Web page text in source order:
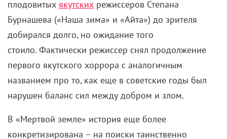
плодовитых якутских режиссеров Степана
Бурнашева («Наша зима» и «Айта») до зрителя
добирался долго, но ожидание того
стоило. Фактически режиссер снял продолжение
первого якутского хоррора с аналогичным
названием про то, как еще в советские годы был
нарушен баланс сил между добром и злом.
В «Мертвой земле» история еще более
конкретизирована – на поиски таинственно